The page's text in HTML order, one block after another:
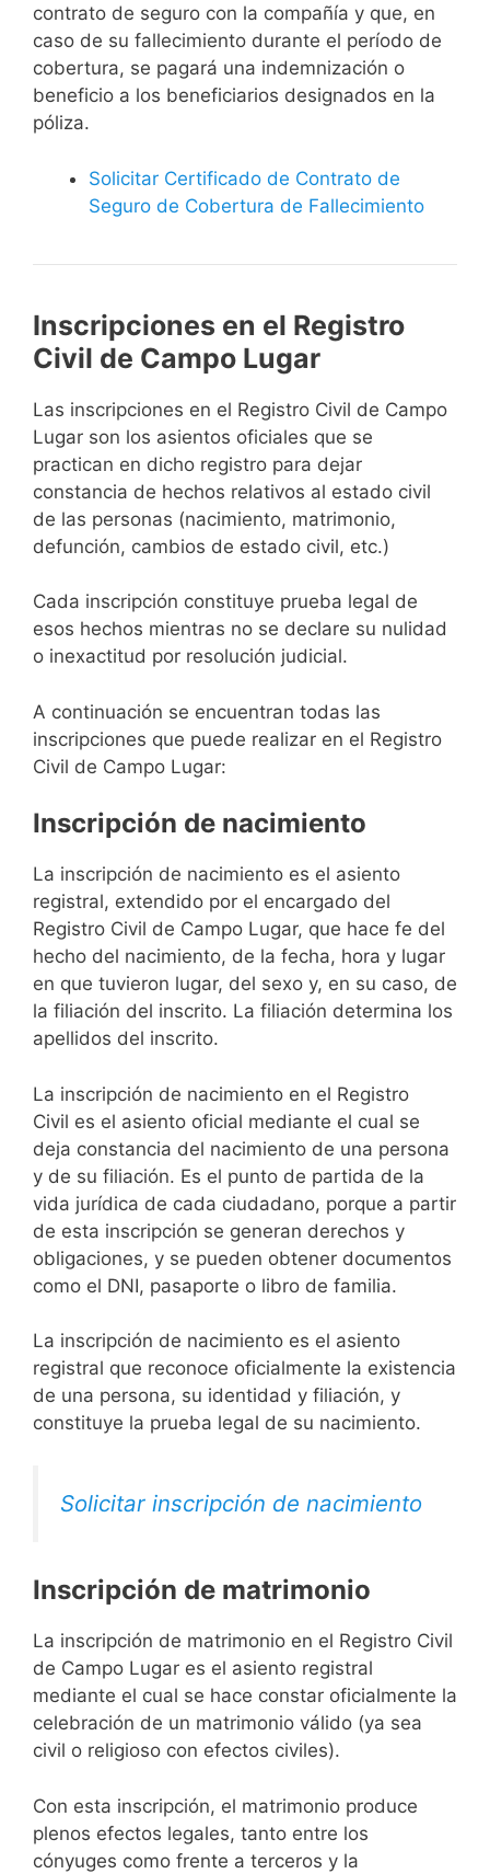
contrato de seguro con la compañía y que, en
caso de su fallecimiento durante el período de
cobertura, se pagará una indemnización o
beneficio a los beneficiarios designados en la
póliza.
Solicitar Certificado de Contrato de
Seguro de Cobertura de Fallecimiento
Inscripciones en el Registro
Civil de Campo Lugar
Las inscripciones en el Registro Civil de Campo
Lugar son los asientos oficiales que se
practican en dicho registro para dejar
constancia de hechos relativos al estado civil
de las personas (nacimiento, matrimonio,
defunción, cambios de estado civil, etc.)
Cada inscripción constituye prueba legal de
esos hechos mientras no se declare su nulidad
o inexactitud por resolución judicial.
A continuación se encuentran todas las
inscripciones que puede realizar en el Registro
Civil de Campo Lugar:
Inscripción de nacimiento
La inscripción de nacimiento es el asiento
registral, extendido por el encargado del
Registro Civil de Campo Lugar, que hace fe del
hecho del nacimiento, de la fecha, hora y lugar
en que tuvieron lugar, del sexo y, en su caso, de
la filiación del inscrito. La filiación determina los
apellidos del inscrito.
La inscripción de nacimiento en el Registro
Civil es el asiento oficial mediante el cual se
deja constancia del nacimiento de una persona
y de su filiación. Es el punto de partida de la
vida jurídica de cada ciudadano, porque a partir
de esta inscripción se generan derechos y
obligaciones, y se pueden obtener documentos
como el DNI, pasaporte o libro de familia.
La inscripción de nacimiento es el asiento
registral que reconoce oficialmente la existencia
de una persona, su identidad y filiación, y
constituye la prueba legal de su nacimiento.
Solicitar inscripción de nacimiento
Inscripción de matrimonio
La inscripción de matrimonio en el Registro Civil
de Campo Lugar es el asiento registral
mediante el cual se hace constar oficialmente la
celebración de un matrimonio válido (ya sea
civil o religioso con efectos civiles).
Con esta inscripción, el matrimonio produce
plenos efectos legales, tanto entre los
cónyuges como frente a terceros y la